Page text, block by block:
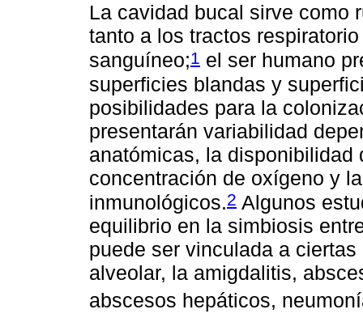
La cavidad bucal sirve como
tanto a los tractos
sanguíneo;1 el ser humano
superficies blandas y
posibilidades para la
presentarán variabilidad
anatómicas, la disponibilidad
concentración de oxígeno y
inmunológicos.2 Algunos
equilibrio en la simbiosis
puede ser vinculada a
alveolar, la amigdalitis,
abscesos hepáticos,